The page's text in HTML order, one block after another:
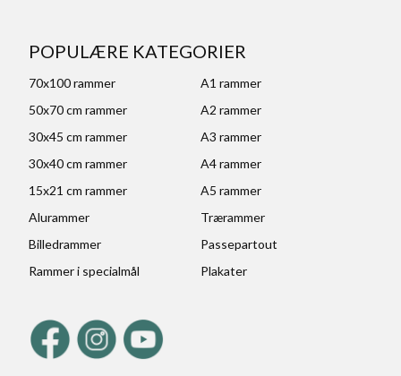
POPULÆRE KATEGORIER
70x100 rammer
A1 rammer
50x70 cm rammer
A2 rammer
30x45 cm rammer
A3 rammer
30x40 cm rammer
A4 rammer
15x21 cm rammer
A5 rammer
Alurammer
Trærammer
Billedrammer
Passepartout
Rammer i specialmål
Plakater